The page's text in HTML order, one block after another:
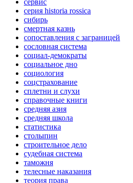
сервис
серия historia rossica
сибирь
смертная казнь
сопоставления с заграницей
сословная система
социал-демократы
социальное дно
социология
соцстрахование
сплетни и слухи
справочные книги
средняя азия
средняя школа
статистика
столыпин
строительное дело
судебная система
таможня
телесные наказания
теория права